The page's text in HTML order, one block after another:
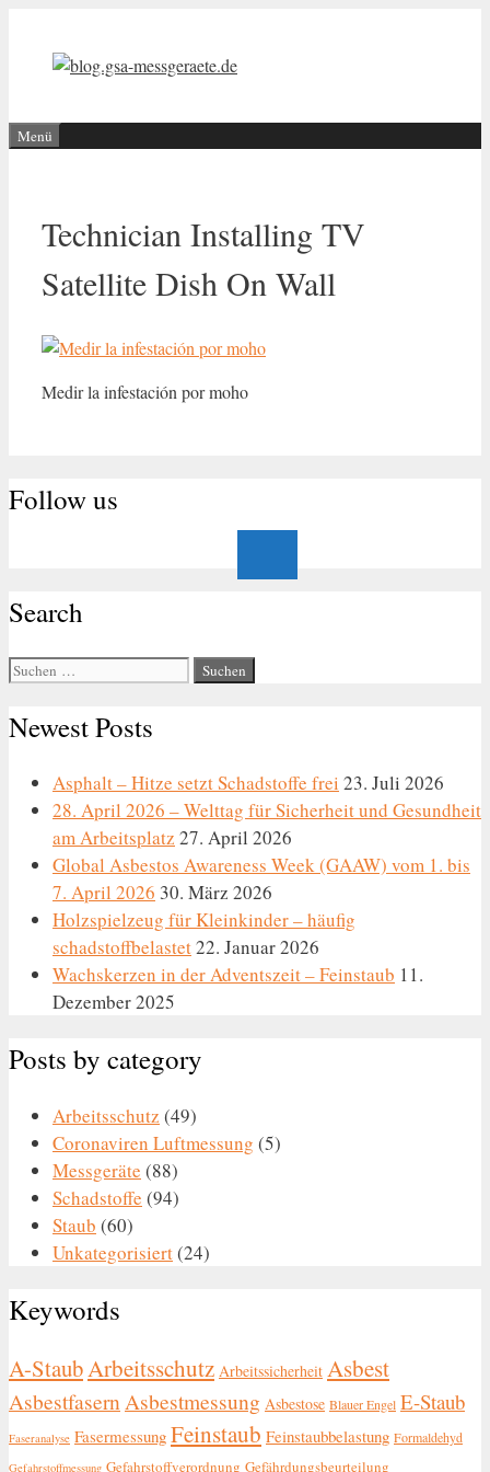
springen
Menü
Technician Installing TV
Satellite Dish On Wall
Medir la infestación por moho
Follow us
Search
Suche
Newest Posts
Asphalt – Hitze setzt Schadstoffe frei 23. Juli 2026
28. April 2026 – Welttag für Sicherheit und Gesundheit
am Arbeitsplatz 27. April 2026
Global Asbestos Awareness Week (GAAW) vom 1. bis
7. April 2026 30. März 2026
Holzspielzeug für Kleinkinder – häufig
schadstoffbelastet22. Januar 2026
Wachskerzen in der Adventszeit – Feinstaub 11.
Dezember 2025
Posts by category
Arbeitsschutz (49)
Coronaviren Luftmessung (5)
Messgeräte (88)
Schadstoffe (94)
Staub (60)
Unkategorisiert(24)
Keywords
A-StaubArbeitsschutz Arbeitssicherheit Asbest
AsbestfasernAsbestmessung Asbestose Blauer Engel E-Staub
Faseranalyse Fasermessung Feinstaub Feinstaubbelastung Formaldehyd
Gefahrstoffmessung Gefahrstoffverordnung Gefährdungsbeurteilung